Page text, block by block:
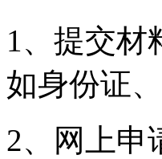
1、提交材
如身份证
2、网上申